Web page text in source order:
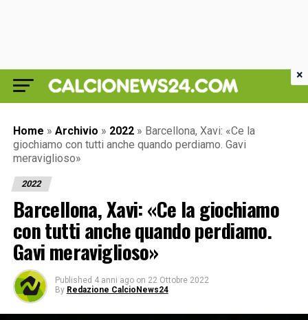
Home » Archivio » 2022 » Barcellona, Xavi: «Ce la
giochiamo con tutti anche quando perdiamo. Gavi
meraviglioso»
2022
Barcellona, Xavi: «Ce la giochiamo
con tutti anche quando perdiamo.
Gavi meraviglioso»
Published 4 anni ago on 22 Ottobre 2022
By Redazione CalcioNews24
×